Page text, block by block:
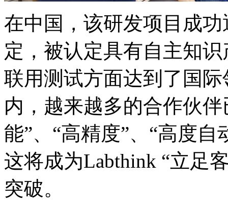
在中国，该研发项目成
定，被认定具有自主知
联用测试方面达到了国
内，越来越多的合作伙
能”、“高精度”、“高度
这将成为Labthink “立足
突破。